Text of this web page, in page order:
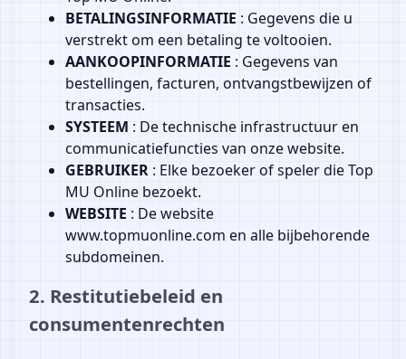
BETALINGSINFORMATIE : Gegevens die u
verstrekt om een betaling te voltooien.
AANKOOPINFORMATIE : Gegevens van
bestellingen, facturen, ontvangstbewijzen of
transacties.
SYSTEEM : De technische infrastructuur en
communicatiefuncties van onze website.
GEBRUIKER : Elke bezoeker of speler die Top
MU Online bezoekt.
WEBSITE : De website
www.topmuonline.com en alle bijbehorende
subdomeinen.
2. Restitutiebeleid en
consumentenrechten